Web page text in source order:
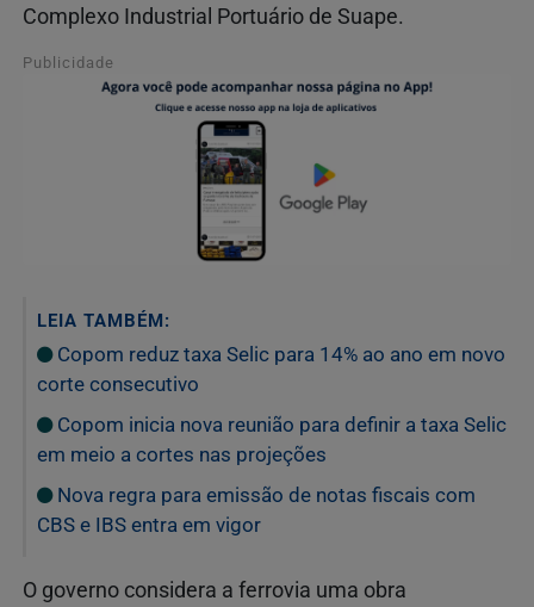
Complexo Industrial Portuário de Suape.
Publicidade
LEIA TAMBÉM:
Copom reduz taxa Selic para 14% ao ano em novo
corte consecutivo
Copom inicia nova reunião para definir a taxa Selic
em meio a cortes nas projeções
Nova regra para emissão de notas fiscais com
CBS e IBS entra em vigor
O governo considera a ferrovia uma obra